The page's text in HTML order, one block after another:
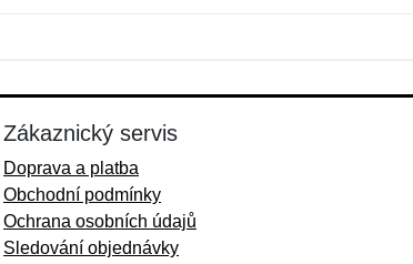
Zákaznický servis
Doprava a platba
Obchodní podmínky
Ochrana osobních údajů
Sledování objednávky